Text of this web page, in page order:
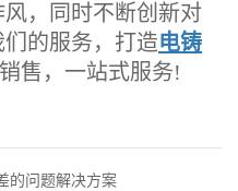
，同时不断创新对
的服务，打造电铸
售，一站式服务!
的问题解决方案